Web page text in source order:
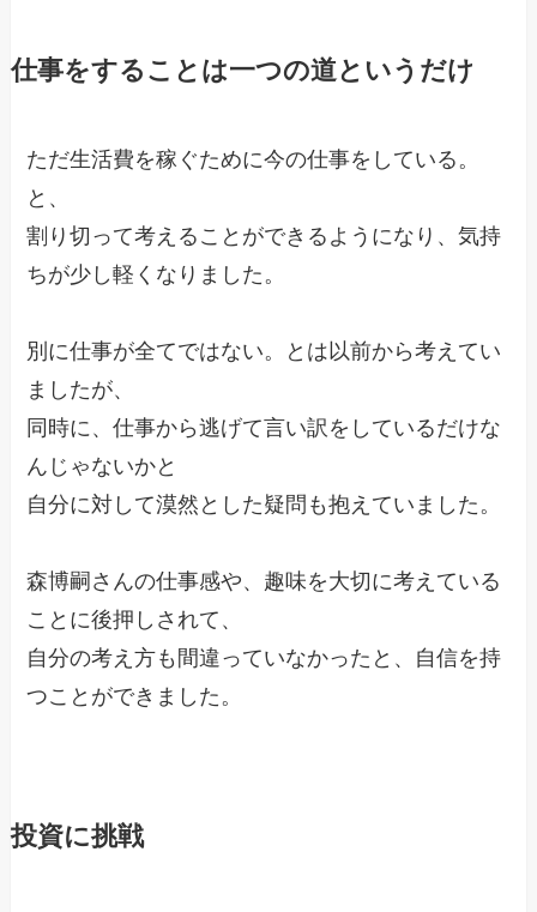
仕事をすることは一つの道というだけ
ただ生活費を稼ぐために今の仕事をしている。
と、
割り切って考えることができるようになり、気持
ちが少し軽くなりました。
別に仕事が全てではない。とは以前から考えてい
ましたが、
同時に、仕事から逃げて言い訳をしているだけな
んじゃないかと
自分に対して漠然とした疑問も抱えていました。
森博嗣さんの仕事感や、趣味を大切に考えている
ことに後押しされて、
自分の考え方も間違っていなかったと、自信を持
つことができました。
投資に挑戦